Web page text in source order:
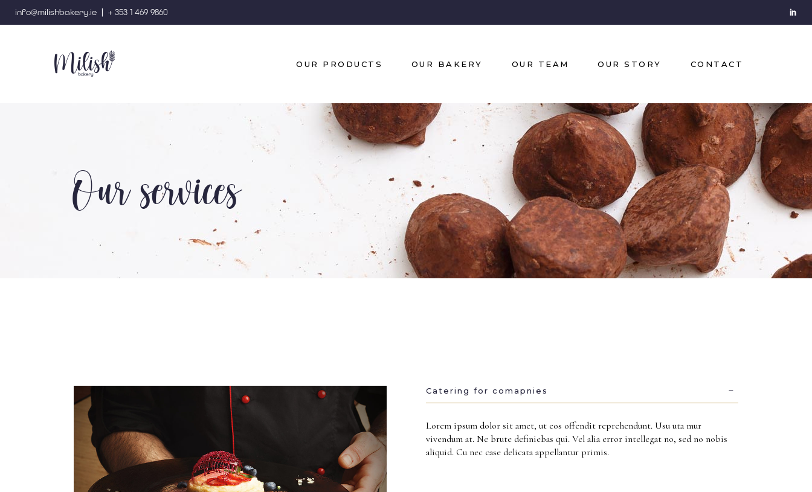
info@milishbakery.ie | + 353 1 469 9860
OUR PRODUCTS OUR BAKERY OUR TEAM OUR STORY CONTACT
Our services
Catering for comapnies
Lorem ipsum dolor sit amet, ut eos offendit reprehendunt. Usu uta mur
vivendum at. Ne brute definiebas qui. Vel alia error intellegat no, sed no nobis
aliquid. Cu nec case delicata appellantur primis.